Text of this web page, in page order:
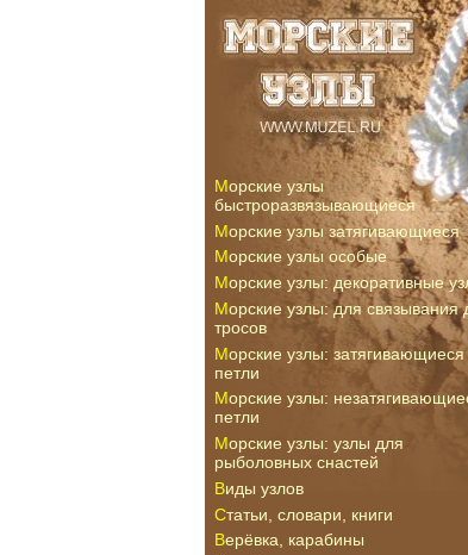
Морские узлы
быстроразвязывающиеся
Морские узлы затягивающиеся
Морские узлы особые
Морские узлы: декоративные
Морские узлы: для связывания двух
тросов
Морские узлы: затягивающиеся
петли
Морские узлы: незатягивающиеся
петли
Морские узлы: узлы для
рыболовных снастей
Виды узлов
Статьи, словари, книги
Верёвка, карабины